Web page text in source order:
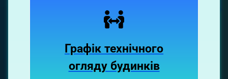
Графік технічного
огляду будинків